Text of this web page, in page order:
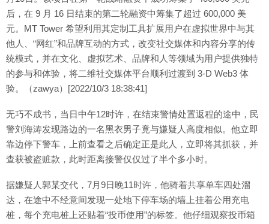
后，在 9 月 16 日结束的第二轮融资中筹集了超过 600,000 美
元。MT Tower 希望利用其定制工具扩展用户在虚拟世界中与其
他人、“网红”和品牌互动的方式，改变社交媒体和内容分享的传
统模式，并在文化、虚拟艺术、品牌和人等领域为用户提供独特
的参与和体验，将二维社交媒体平台顺利过渡到 3-D Web3 体
验。（zawya）[2022/10/3 18:38:41]
无巧不成书，当日中午12时许，在结束警情处置返程的途中，民
警刘海涛发现路边的一名黑衣男子竟与嫌疑人高度相似。他立即
靠边停下警车，上前查看之后确定正是此人，立即将其抓获，并
查获被盗赃款，此时距离接警仅仅过了半个多小时。
据嫌疑人郭某交代，7月9日晚11时许，他骑着共享单车四处溜
达，在途中不经意间发现一处地下停车场的墙上挂着公用充电
桩，每个充电桩上还贴着“投币使用”的标签。他仔细观察投币箱